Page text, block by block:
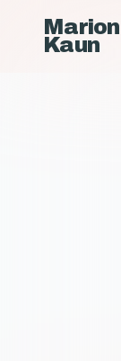
Marion
Kaun